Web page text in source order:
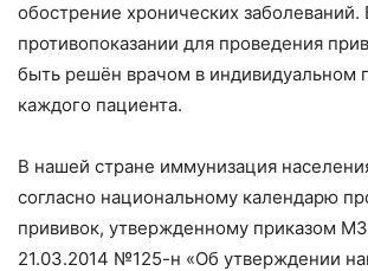
обострение хронических заболеваний.
противопоказании для проведения
быть решён врачом в индивидуальном
каждого пациента.
В нашей стране иммунизация
согласно национальному календарю
прививок, утвержденному приказом
21.03.2014 №125-н «Об утверждении